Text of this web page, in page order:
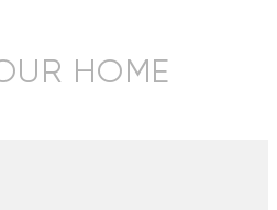
HOME